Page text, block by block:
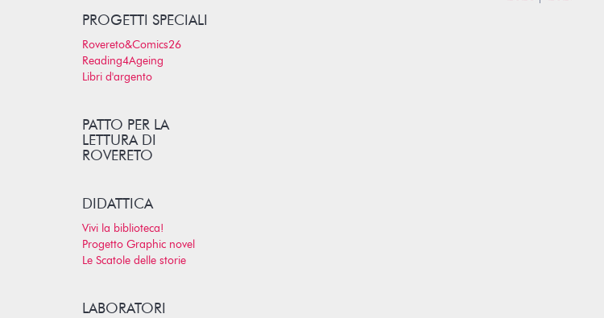
PROGETTI SPECIALI
Rovereto&Comics26
Reading4Ageing
Libri d'argento
PATTO PER LA
LETTURA DI
ROVERETO
DIDATTICA
Vivi la biblioteca!
Progetto Graphic novel
Le Scatole delle storie
LABORATORI